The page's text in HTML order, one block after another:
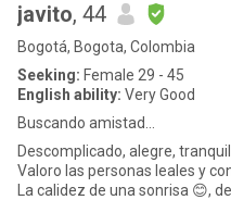
javito, 44
Bogotá, Bogota, Colombia
Seeking: Female 29 - 45
English ability: Very Good
Buscando amistad...
Descomplicado, alegre,
Valoro las personas leales y
La calidez de una sonrisa 😊,